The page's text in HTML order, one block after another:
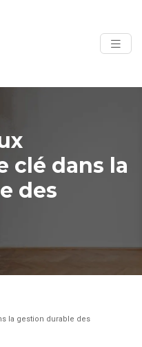
clé dans la
des
la gestion durable des